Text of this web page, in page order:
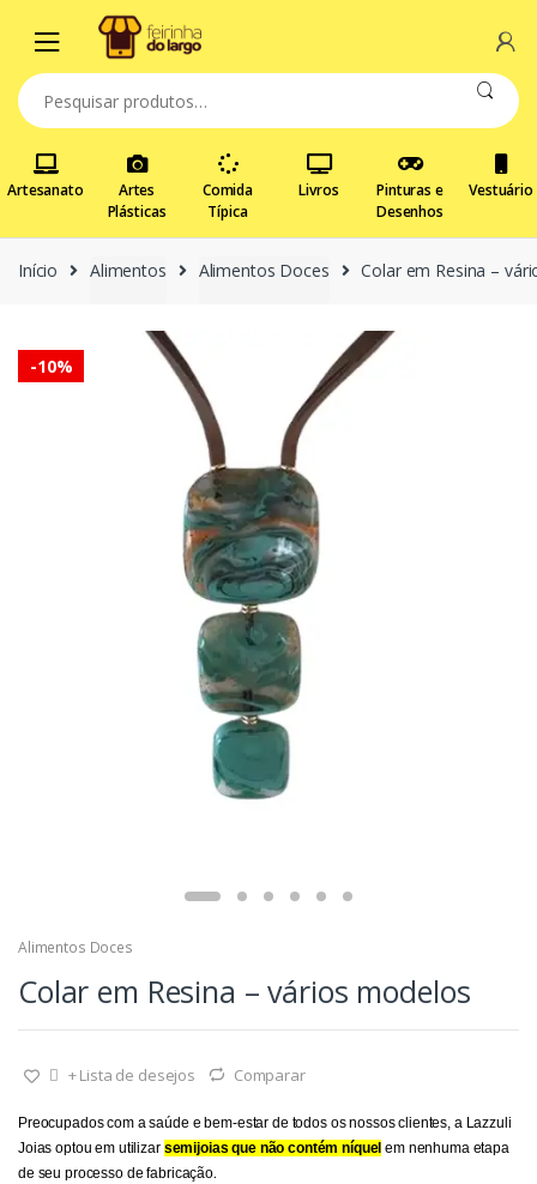
navegação
conteúdo
Pesquisar
por:
Artesanato
Artes
Plásticas
Comida
Típica
Livros
Pinturas e
Desenhos
Vestuário
Início Alimentos Alimentos Doces Colar em Resina –
-10%
Alimentos Doces
Colar em Resina – vários modelos
+ Lista de desejos Comparar
Preocupados com a saúde e bem-estar de todos os nossos clientes, a Lazzuli
Joias optou em utilizar semijoias que não contém níquel em nenhuma etapa
de seu processo de fabricação.